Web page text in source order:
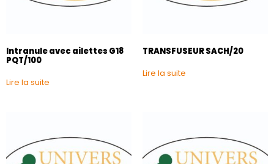
Intranule avec ailettes G18
PQT/100
Lire la suite
TRANSFUSEUR SACH/20
Lire la suite